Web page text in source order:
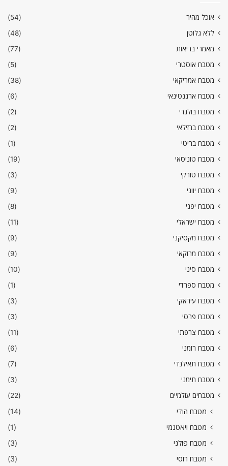
אוכל מהיר
(54)
ללא גלוטן
(48)
מאמרי בריאות
(77)
מטבח אוסטרי
(5)
מטבח אמריקאי
(38)
מטבח ארגנטינאי
(6)
מטבח בולגרי
(2)
מטבח ברזילאי
(2)
מטבח בריטי
(1)
מטבח טוניסאי
(19)
מטבח טורקי
(3)
מטבח יווני
(9)
מטבח יפני
(8)
מטבח ישראלי
(11)
מטבח מקסיקני
(9)
מטבח מרוקאי
(9)
מטבח סיני
(10)
מטבח ספרדי
(1)
מטבח עיראקי
(3)
מטבח פרסי
(3)
מטבח צרפתי
(11)
מטבח רומני
(6)
מטבח תאילנדי
(7)
מטבח תימני
(3)
מטבחים עולמיים
(22)
מטבח הודי
(14)
מטבח ויאטנמי
(1)
מטבח פולני
(3)
מטבח רוסי
(3)